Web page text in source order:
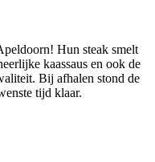
Hun steak smelt
kaassaus en ook de
Bij afhalen stond de
tijd klaar.